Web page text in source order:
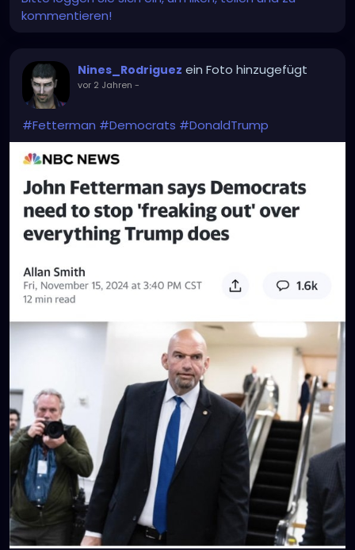
kommentieren!
Nines_Rodriguez ein Foto hinzugefügt
vor 2 Jahren -
#Fetterman #Democrats #DonaldTrump